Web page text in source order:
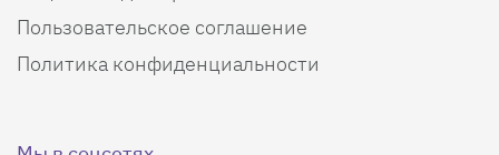
Пользовательское соглашение
Политика конфиденциальности